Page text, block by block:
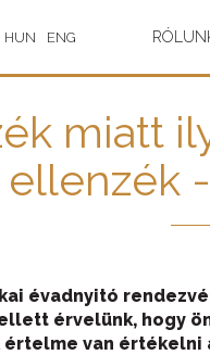
HUN ENG
miatt
évadnyitó
érvelünk, hogy
értelme van